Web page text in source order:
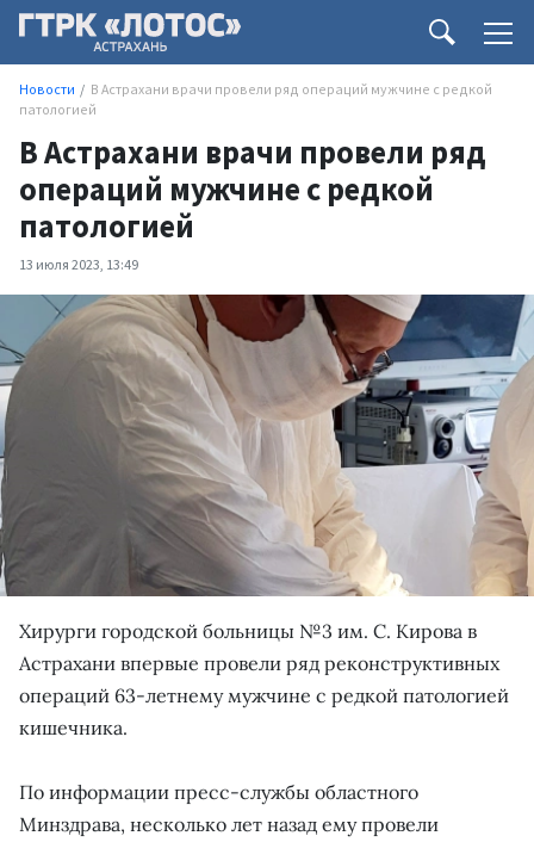
Новости
В Астрахани врачи провели ряд операций мужчине с редкой
патологией
В Астрахани врачи провели ряд
операций мужчине с редкой
патологией
13 июля 2023, 13:49
Хирурги городской больницы №3 им. С. Кирова в
Астрахани впервые провели ряд реконструктивных
операций 63-летнему мужчине с редкой патологией
кишечника.
По информации пресс-службы областного
Минздрава, несколько лет назад ему провели